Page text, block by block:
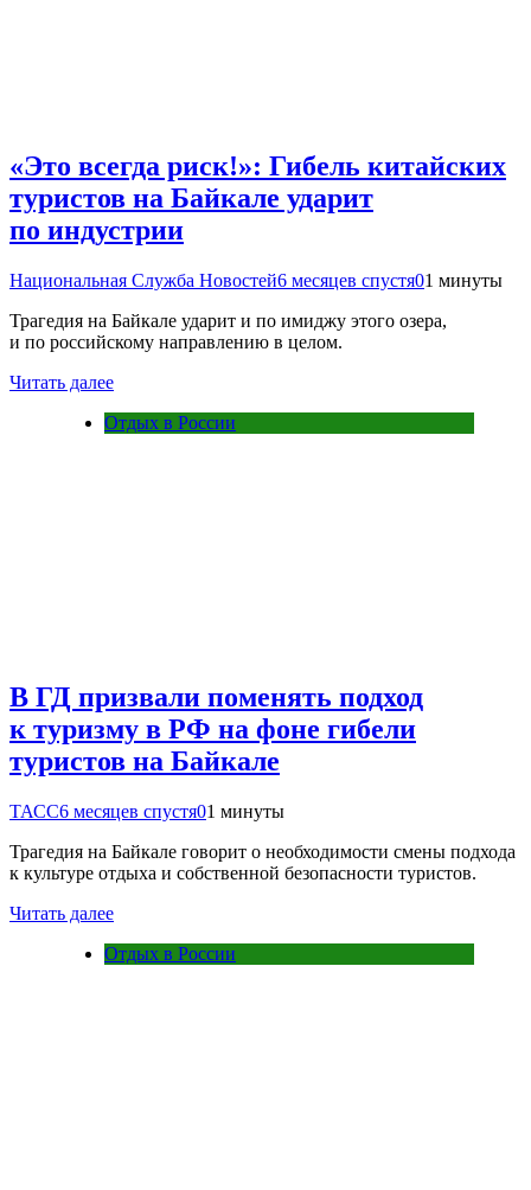
«Это всегда риск!»: Гибель китайских
туристов на Байкале ударит
по индустрии
Национальная Служба Новостей6 месяцев спустя01 минуты
Трагедия на Байкале ударит и по имиджу этого озера,
и по российскому направлению в целом.
Читать далее
Отдых в России
В ГД призвали поменять подход
к туризму в РФ на фоне гибели
туристов на Байкале
ТАСС6 месяцев спустя01 минуты
Трагедия на Байкале говорит о необходимости смены подхода
к культуре отдыха и собственной безопасности туристов.
Читать далее
Отдых в России